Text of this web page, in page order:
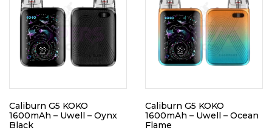
Caliburn G5 KOKO
1600mAh – Uwell – Oynx
Black
Caliburn G5 KOKO
1600mAh – Uwell – Ocean
Flame